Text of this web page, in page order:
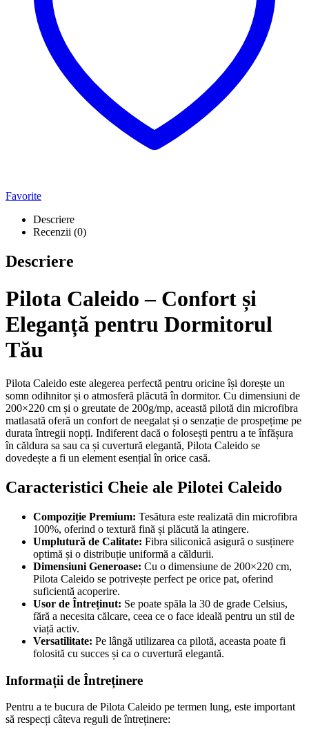
Favorite
Descriere
Recenzii (0)
Descriere
Pilota Caleido – Confort și
Eleganță pentru Dormitorul
Tău
Pilota Caleido este alegerea perfectă pentru oricine își dorește un
somn odihnitor și o atmosferă plăcută în dormitor. Cu dimensiuni de
200×220 cm și o greutate de 200g/mp, această pilotă din microfibra
matlasată oferă un confort de neegalat și o senzație de prospețime pe
durata întregii nopți. Indiferent dacă o folosești pentru a te înfășura
în căldura sa sau ca și cuvertură elegantă, Pilota Caleido se
dovedește a fi un element esențial în orice casă.
Caracteristici Cheie ale Pilotei Caleido
Compoziție Premium: Tesătura este realizată din microfibra
100%, oferind o textură fină și plăcută la atingere.
Umplutură de Calitate: Fibra siliconică asigură o susținere
optimă și o distribuție uniformă a căldurii.
Dimensiuni Generoase: Cu o dimensiune de 200×220 cm,
Pilota Caleido se potrivește perfect pe orice pat, oferind
suficientă acoperire.
Usor de Întreținut: Se poate spăla la 30 de grade Celsius,
fără a necesita călcare, ceea ce o face ideală pentru un stil de
viață activ.
Versatilitate: Pe lângă utilizarea ca pilotă, aceasta poate fi
folosită cu succes și ca o cuvertură elegantă.
Informații de Întreținere
Pentru a te bucura de Pilota Caleido pe termen lung, este important
să respecți câteva reguli de întreținere: